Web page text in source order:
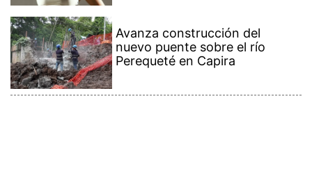
Avanza construcción del
nuevo puente sobre el río
Perequeté en Capira